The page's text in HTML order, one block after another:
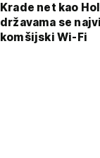
Krade net kao
državama se
komšijski Wi-Fi